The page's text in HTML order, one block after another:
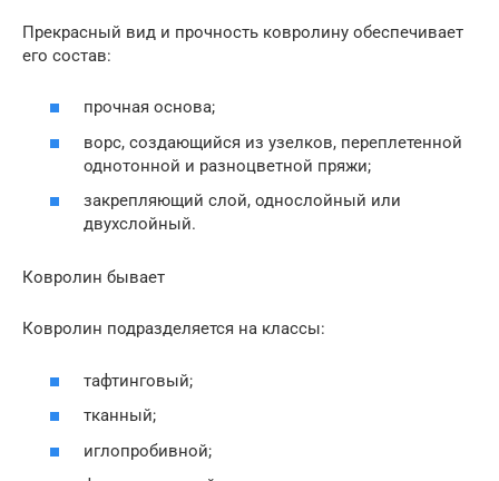
Прекрасный вид и прочность ковролину обеспечивает
его состав:
прочная основа;
ворс, создающийся из узелков, переплетенной
однотонной и разноцветной пряжи;
закрепляющий слой, однослойный или
двухслойный.
Ковролин бывает
Ковролин подразделяется на классы:
тафтинговый;
тканный;
иглопробивной;